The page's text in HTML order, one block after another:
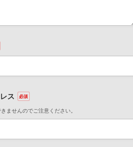
ス 必須
ませんのでご注意ください。